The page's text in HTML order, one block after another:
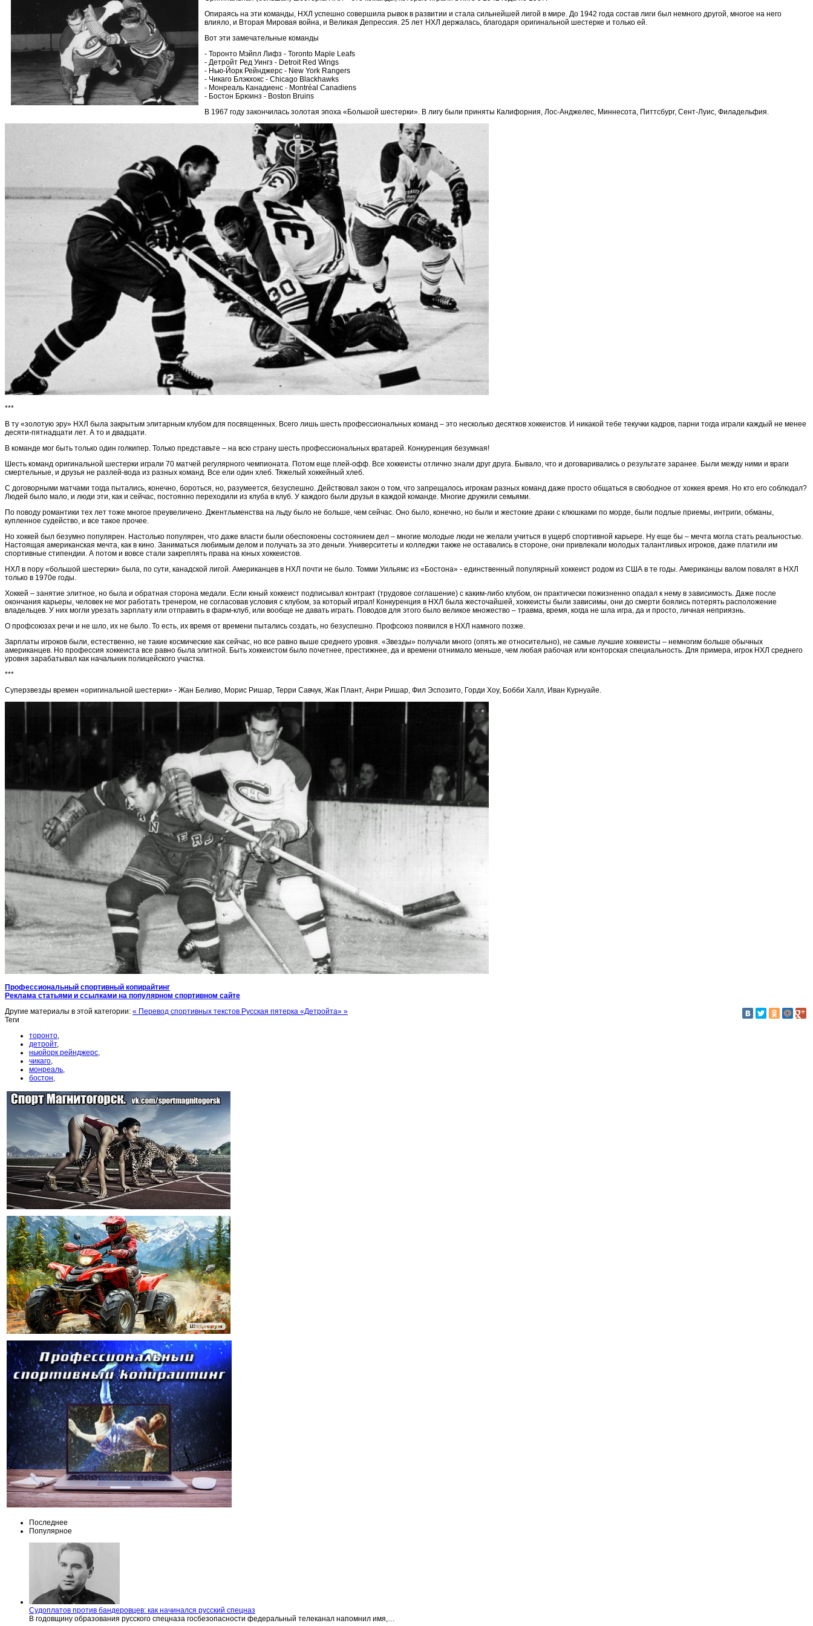
Опираясь на эти команды, НХЛ успешно совершила рывок в развитии и стала сильнейшей лигой в мире. До 1942 года состав лиги был немного другой, многое на него
влияло, и Вторая Мировая война, и Великая Депрессия. 25 лет НХЛ держалась, благодаря оригинальной шестерке и только ей.
Вот эти замечательные команды
- Торонто Мэйпл Лифз - Toronto Maple Leafs
- Детройт Ред Уингз - Detroit Red Wings
- Нью-Йорк Рейнджерс - New York Rangers
- Чикаго Блэкхокс - Chicago Blackhawks
- Монреаль Канадиенс - Montréal Canadiens
- Бостон Брюинз - Boston Bruins
В 1967 году закончилась золотая эпоха «Большой шестерки». В лигу были приняты Калифорния, Лос-Анджелес, Миннесота, Питтсбург, Сент-Луис, Филадельфия.
***
В ту «золотую эру» НХЛ была закрытым элитарным клубом для посвященных. Всего лишь шесть профессиональных команд – это несколько десятков хоккеистов. И никакой тебе текучки кадров, парни тогда играли каждый не менее
десяти-пятнадцати лет. А то и двадцати.
В команде мог быть только один голкипер. Только представьте – на всю страну шесть профессиональных вратарей. Конкуренция безумная!
Шесть команд оригинальной шестерки играли 70 матчей регулярного чемпионата. Потом еще плей-офф. Все хоккеисты отлично знали друг друга. Бывало, что и договаривались о результате заранее. Были между ними и враги
смертельные, и друзья не разлей-вода из разных команд. Все ели один хлеб. Тяжелый хоккейный хлеб.
С договорными матчами тогда пытались, конечно, бороться, но, разумеется, безуспешно. Действовал закон о том, что запрещалось игрокам разных команд даже просто общаться в свободное от хоккея время. Но кто его соблюдал?
Людей было мало, и люди эти, как и сейчас, постоянно переходили из клуба в клуб. У каждого были друзья в каждой команде. Многие дружили семьями.
По поводу романтики тех лет тоже многое преувеличено. Джентльменства на льду было не больше, чем сейчас. Оно было, конечно, но были и жестокие драки с клюшками по морде, были подлые приемы, интриги, обманы,
купленное судейство, и все такое прочее.
Но хоккей был безумно популярен. Настолько популярен, что даже власти были обеспокоены состоянием дел – многие молодые люди не желали учиться в ущерб спортивной карьере. Ну еще бы – мечта могла стать реальностью.
Настоящая американская мечта, как в кино. Заниматься любимым делом и получать за это деньги. Университеты и колледжи также не оставались в стороне, они привлекали молодых талантливых игроков, даже платили им
спортивные стипендии. А потом и вовсе стали закреплять права на юных хоккеистов.
НХЛ в пору «большой шестерки» была, по сути, канадской лигой. Американцев в НХЛ почти не было. Томми Уильямс из «Бостона» - единственный популярный хоккеист родом из США в те годы. Американцы валом повалят в НХЛ
только в 1970е годы.
Хоккей – занятие элитное, но была и обратная сторона медали. Если юный хоккеист подписывал контракт (трудовое соглашение) с каким-либо клубом, он практически пожизненно опадал к нему в зависимость. Даже после
окончания карьеры, человек не мог работать тренером, не согласовав условия с клубом, за который играл! Конкуренция в НХЛ была жесточайшей, хоккеисты были зависимы, они до смерти боялись потерять расположение
владельцев. У них могли урезать зарплату или отправить в фарм-клуб, или вообще не давать играть. Поводов для этого было великое множество – травма, время, когда не шла игра, да и просто, личная неприязнь.
О профсоюзах речи и не шло, их не было. То есть, их время от времени пытались создать, но безуспешно. Профсоюз появился в НХЛ намного позже.
Зарплаты игроков были, естественно, не такие космические как сейчас, но все равно выше среднего уровня. «Звезды» получали много (опять же относительно), не самые лучшие хоккеисты – немногим больше обычных
американцев. Но профессия хоккеиста все равно была элитной. Быть хоккеистом было почетнее, престижнее, да и времени отнимало меньше, чем любая рабочая или конторская специальность. Для примера, игрок НХЛ среднего
уровня зарабатывал как начальник полицейского участка.
***
Суперзвезды времен «оригинальной шестерки» - Жан Беливо, Морис Ришар, Терри Савчук, Жак Плант, Анри Ришар, Фил Эспозито, Горди Хоу, Бобби Халл, Иван Курнуайе.
Профессиональный спортивный копирайтинг
Реклама статьями и ссылками на популярном спортивном сайте
Другие материалы в этой категории: « Перевод спортивных текстов Русская пятерка «Детройта» »
Теги
торонто,
детройт,
ньюйорк рейнджерс,
чикаго,
монреаль,
бостон,
Последнее
Популярное
Судоплатов против бандеровцев: как начинался русский спецназ
В годовщину образования русского спецназа госбезопасности федеральный телеканал напомнил имя,…